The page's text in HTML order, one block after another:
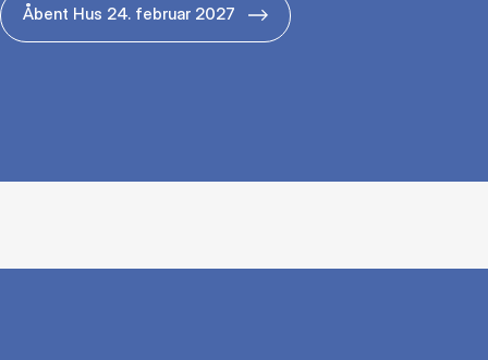
Åbent Hus 24. februar 2027